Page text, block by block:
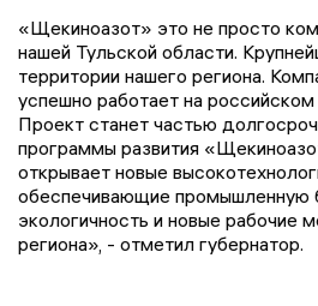
«Щекиноазот» это не просто
нашей Тульской области.
территории нашего региона.
успешно работает на
Проект станет частью
программы развития
открывает новые
обеспечивающие промышленную
экологичность и новые рабочие
региона», - отметил губернатор.